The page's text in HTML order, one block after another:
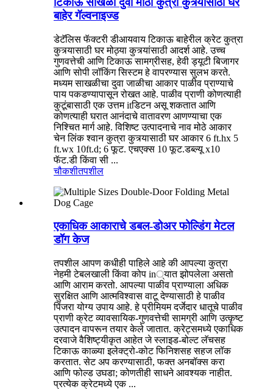
बाहेर गॅल्वनाइज्ड
डेटॅलिस फॅक्टरी डीआयवाय टिकाऊ बाहेरील क्रेट कुत्रा
कुत्र्यासाठी घर मोठ्या कुत्र्यांसाठी आदर्श आहे. उच्च
गुणवत्तेची आणि टिकाऊ सामग्रीसह, हेवी ड्यूटी बिजागर
आणि सोपी लॉकिंग सिस्टम हे वापरण्यास सुलभ करते.
मध्यम साखळीचा दुवा जाळीचा आकार पाळीव प्राण्याचे
पाय पकडण्यापासून रोखत आहे. पाळीव प्राणी कोणत्याही
कुटूंबासाठी एक उत्तम itडिटन असू शकतात आणि
कोणत्याही घरात आनंदाचे वातावरण आणण्याचा एक
निश्चित मार्ग आहे. विशिष्ट उत्पादनाचे नाव मोठे आकार
चेन लिंक श्वान कुत्रा कुत्र्यासाठी घर आकार 6 ft.hx 5
ft.wx 10ft.d; 6 फूट. एचएक्स 10 फूट.डब्ल्यू x10
फॅट.डी किंवा सी ...
चौकशीतपशील
एकाधिक आकाराचे डबल-डोअर फोल्डिंग मेटल
डॉग केज
तपशील आपण कधीही पाहिले आहे की आपल्या कुत्रा
नेहमी टेबलखाली किंवा कोप in्यात झोपलेला असतो
आणि आराम करतो. आपल्या पाळीव प्राण्याला अधिक
सुरक्षित आणि आत्मविश्वास वाटू देण्यासाठी हे पाळीव
पिंजरा योग्य उपाय आहे. हे प्रीमियम दर्जेदार धातूचे पाळीव
प्राणी क्रेट व्यावसायिक-गुणवत्तेची सामग्री आणि उत्कृष्ट
उत्पादन वापरून तयार केले जातात. क्रेट्समध्ये एकाधिक
दरवाजे वैशिष्ट्यीकृत आहेत जे स्लाइड-बोल्ट लॅचसह
टिकाऊ काळ्या इलेक्ट्रो-कोट फिनिशसह सहज लॉक
करतात. सेट अप करण्यासाठी, फक्त अनबॉक्स करा
आणि फोल्ड उघडा; कोणतीही साधने आवश्यक नाहीत.
प्रत्येक क्रेटमध्ये एक ...